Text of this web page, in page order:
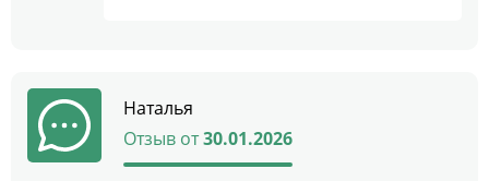
Наталья
Отзыв от30.01.2026